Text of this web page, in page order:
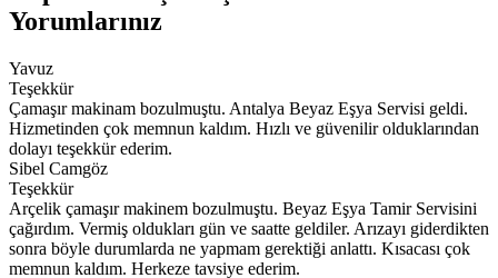
Yorumlarınız
Yavuz
Teşekkür
Çamaşır makinam bozulmuştu. Antalya Beyaz Eşya Servisi geldi.
Hizmetinden çok memnun kaldım. Hızlı ve güvenilir olduklarından
dolayı teşekkür ederim.
Sibel Camgöz
Teşekkür
Arçelik çamaşır makinem bozulmuştu. Beyaz Eşya Tamir Servisini
çağırdım. Vermiş oldukları gün ve saatte geldiler. Arızayı giderdikten
sonra böyle durumlarda ne yapmam gerektiği anlattı. Kısacası çok
memnun kaldım. Herkeze tavsiye ederim.